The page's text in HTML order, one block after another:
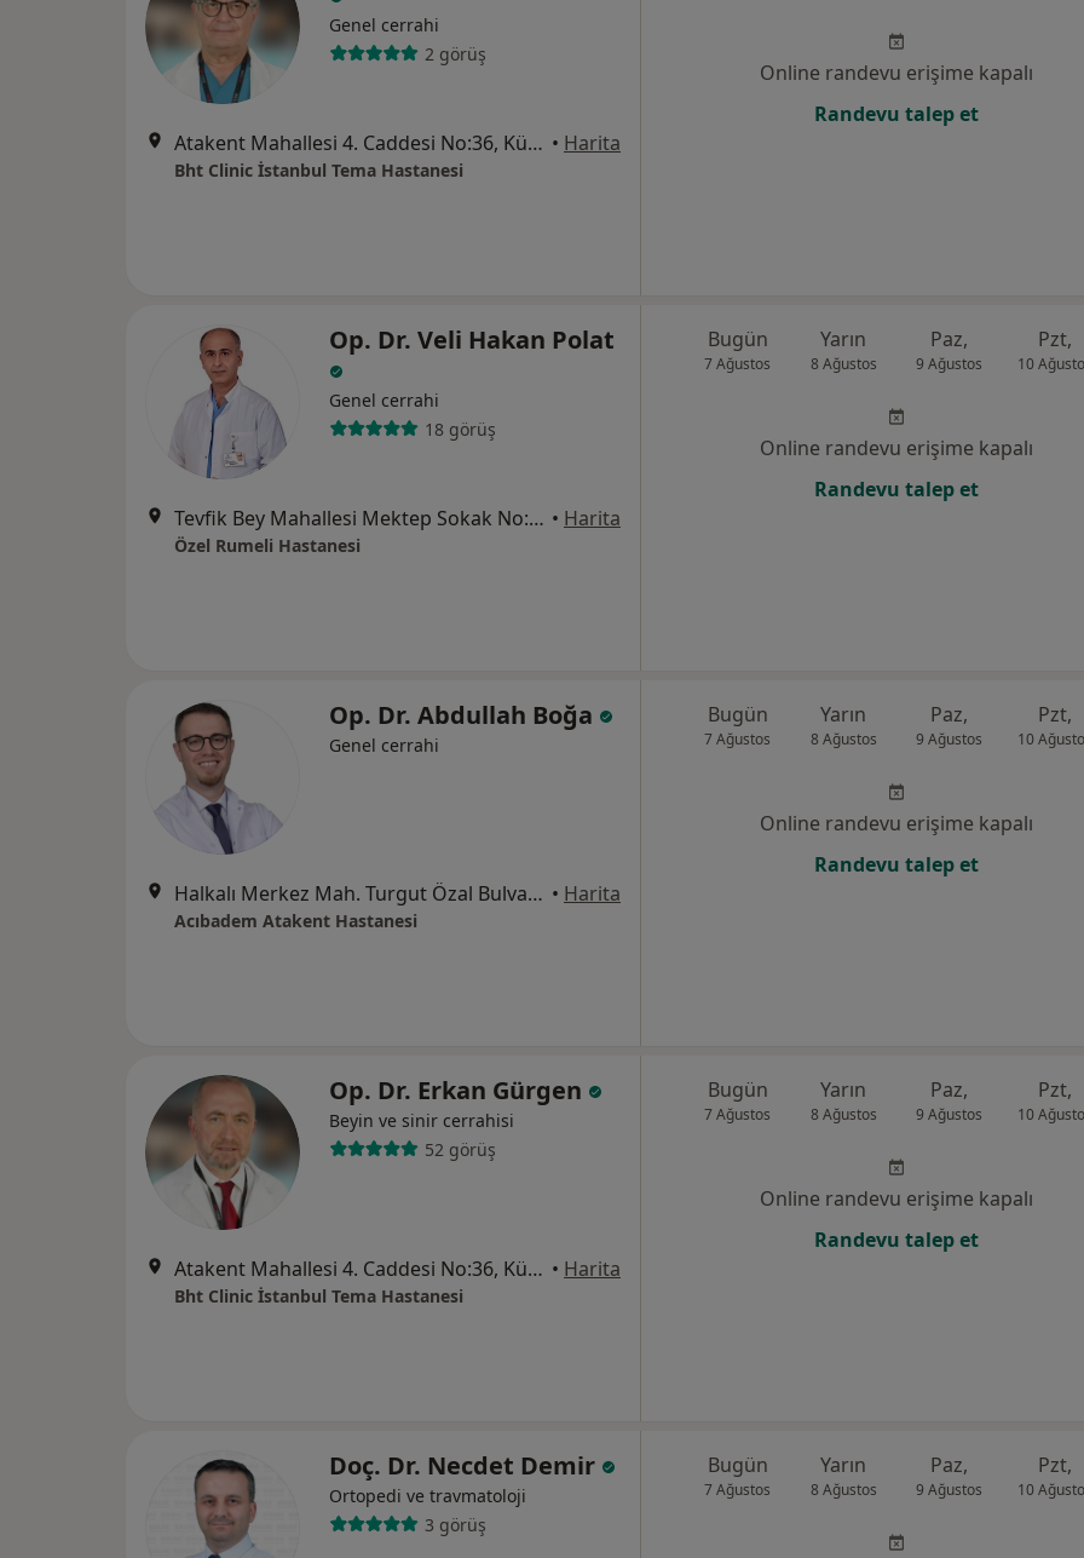
Genel cerrahi
2 görüş
Atakent Mahallesi 4. Caddesi No:36, Küçükçekmece • Harita
Bht Clinic İstanbul Tema Hastanesi
Online randevu erişime kapalı
Randevu talep et
Op. Dr. Veli Hakan Polat
Genel cerrahi
18 görüş
Tevfik Bey Mahallesi Mektep Sokak No:11 Sefaköy, Küçükçekmece • Harita
Özel Rumeli Hastanesi
Bugün
7 Ağustos
Yarın
8 Ağustos
Paz,
9 Ağustos
Pzt,
10
Online randevu erişime kapalı
Randevu talep et
Op. Dr. Abdullah Boğa
Genel cerrahi
Halkalı Merkez Mah. Turgut Özal Bulvarı No: 16, Küçükçekmece • Harita
Acıbadem Atakent Hastanesi
Bugün
7 Ağustos
Yarın
8 Ağustos
Paz,
9 Ağustos
Pzt,
10
Online randevu erişime kapalı
Randevu talep et
Op. Dr. Erkan Gürgen
Beyin ve sinir cerrahisi
52 görüş
Atakent Mahallesi 4. Caddesi No:36, Küçükçekmece • Harita
Bht Clinic İstanbul Tema Hastanesi
Bugün
7 Ağustos
Yarın
8 Ağustos
Paz,
9 Ağustos
Pzt,
10
Online randevu erişime kapalı
Randevu talep et
Doç. Dr. Necdet Demir
Ortopedi ve travmatoloji
3 görüş
Bugün
7 Ağustos
Yarın
8 Ağustos
Paz,
9 Ağustos
Pzt,
10